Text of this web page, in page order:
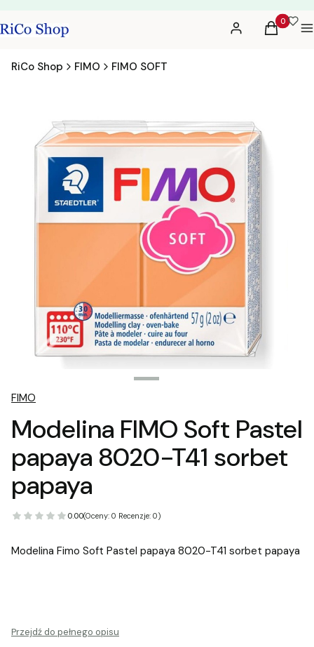
Zaloguj sięProdukty
Koszyk
RiCo Shop FIMO FIMO SOFT
FIMO
Modelina FIMO Soft Pastel
papaya 8020-T41 sorbet
papaya
0.00(Oceny: 0 Recenzje: 0)
Modelina Fimo Soft Pastel papaya 8020-T41 sorbet papaya
Przejdź do pełnego opisu